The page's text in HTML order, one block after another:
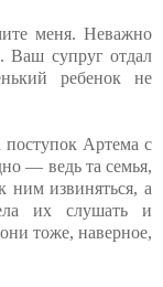
меня. Неважно
Ваш супруг отдал
ребенок не
поступок Артема с
— ведь та семья,
ним извиняться, а
их слушать и
тоже, наверное,